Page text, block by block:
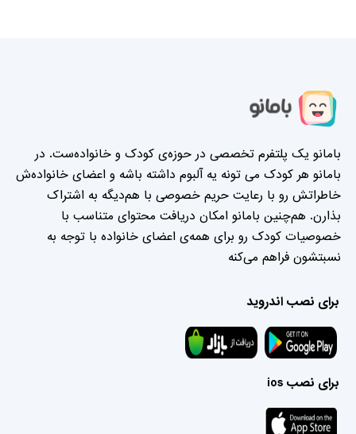
بامانو یک پلتفرم تخصصی در حوزه‌ی کودک و خانواده‌ست. در
بامانو هر کودک می تونه یه آلبوم داشته باشه و اعضای خانواده‌ش
خاطراتش رو با رعایت حریم خصوصی با هم‌دیگه به اشتراک
بذارن. هم‌چنین بامانو امکان دریافت محتوای متناسب با
خصوصیات کودک رو برای همه‌ی اعضای خانواده با توجه به
نسبتشون فراهم می‌کنه
برای نصب اندروید
برای نصب ios